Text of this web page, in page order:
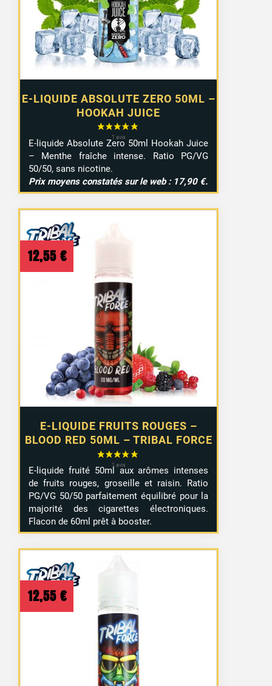
E-LIQUIDE ABSOLUTE ZERO 50ML –
HOOKAH JUICE
E-liquide Absolute Zero 50ml Hookah Juice
– Menthe fraîche intense. Ratio PG/VG
50/50, sans nicotine.
Prix moyens constatés sur le web : 17,90 €.
E-LIQUIDE FRUITS ROUGES –
BLOOD RED 50ML – TRIBAL FORCE
12,55 €
E-liquide fruité 50ml aux arômes intenses
de fruits rouges, groseille et raisin. Ratio
PG/VG 50/50 parfaitement équilibré pour la
majorité des cigarettes électroniques.
Flacon de 60ml prêt à booster.
12,55 €